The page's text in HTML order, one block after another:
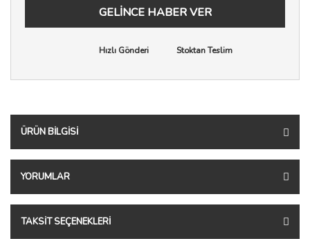
GELİNCE HABER VER
Hızlı Gönderi Stoktan Teslim
ÜRÜN BILGISI
YORUMLAR
TAKSIT SEÇENEKLERI